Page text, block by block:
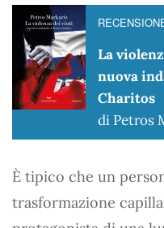
La
nuova
Charitos
di Petros
È tipico che un
trasformazione